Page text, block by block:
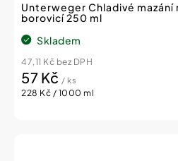
Unterweger Chladivé mazání
borovicí 250 ml
Skladem
47,11 Kč bez DPH
57 Kč / ks
Měrná
228 Kč / 1000 ml